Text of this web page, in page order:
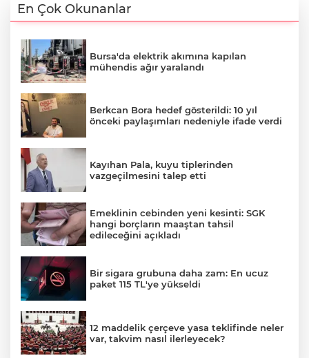
En Çok Okunanlar
Bursa'da elektrik akımına kapılan
mühendis ağır yaralandı
Berkcan Bora hedef gösterildi: 10 yıl
önceki paylaşımları nedeniyle ifade verdi
Kayıhan Pala, kuyu tiplerinden
vazgeçilmesini talep etti
Emeklinin cebinden yeni kesinti: SGK
hangi borçların maaştan tahsil
edileceğini açıkladı
Bir sigara grubuna daha zam: En ucuz
paket 115 TL'ye yükseldi
12 maddelik çerçeve yasa teklifinde neler
var, takvim nasıl ilerleyecek?